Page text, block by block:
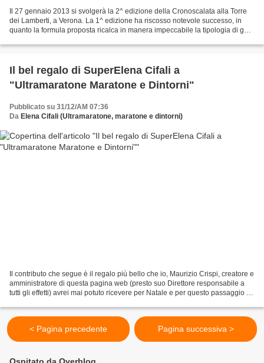
Il 27 gennaio 2013 si svolgerà la 2^ edizione della Cronoscalata alla Torre
dei Lamberti, a Verona. La 1^ edizione ha riscosso notevole successo, in
quanto la formula proposta ricalca in manera impeccabile la tipologia di gara
Il bel regalo di SuperElena Cifali a
"Ultramaratone Maratone e Dintorni"
Pubblicato su 31/12/AM 07:36
Da Elena Cifali (Ultramaratone, maratone e dintorni)
Il contributo che segue è il regalo più bello che io, Maurizio Crispi, creatore e
amministratore di questa pagina web (presto suo Direttore responsabile a
tutti gli effetti) avrei mai potuto ricevere per Natale e per questo passaggio di
< Pagina precedente Pagina successiva >